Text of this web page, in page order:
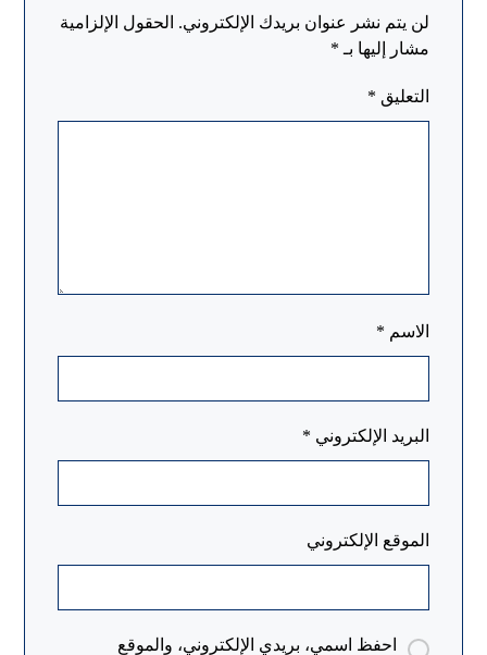
لن يتم نشر عنوان بريدك الإلكتروني. الحقول الإلزامية
مشار إليها بـ *
التعليق *
الاسم *
البريد الإلكتروني *
الموقع الإلكتروني
احفظ اسمي، بريدي الإلكتروني، والموقع